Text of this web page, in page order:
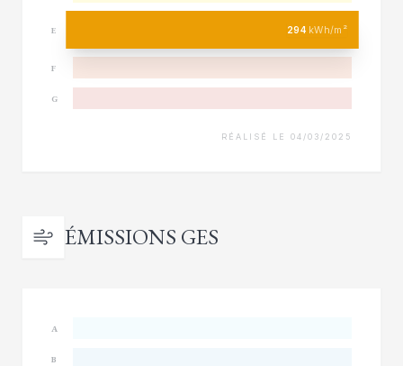
E 294 kWh/m²
F
G
RÉALISÉ LE 04/03/2025
ÉMISSIONS GES
A
B